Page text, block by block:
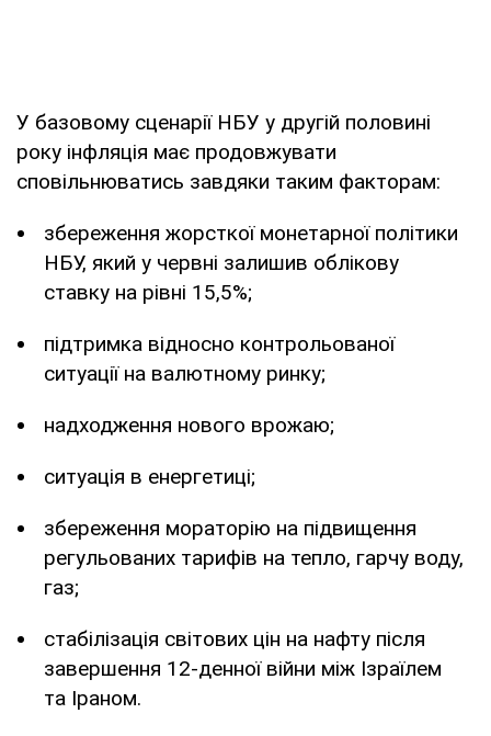
У базовому сценарії НБУ у другій половині
року інфляція має продовжувати
сповільнюватись завдяки таким факторам:
збереження жорсткої монетарної політики
НБУ, який у червні залишив облікову
ставку на рівні 15,5%;
підтримка відносно контрольованої
ситуації на валютному ринку;
надходження нового врожаю;
ситуація в енергетиці;
збереження мораторію на підвищення
регульованих тарифів на тепло, гарчу воду,
газ;
стабілізація світових цін на нафту після
завершення 12-денної війни між Ізраїлем
та Іраном.